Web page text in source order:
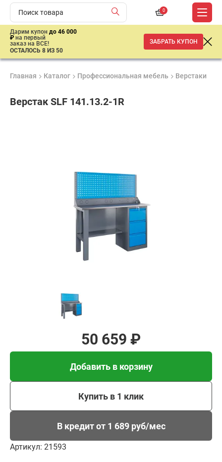
0
Дарим купон до 46 000
₽ на первый
заказ на ВСЕ!
ОСТАЛОСЬ 8 ИЗ 50
ЗАБРАТЬ КУПОН
Главная Каталог Профессиональная мебель Верстаки
Верстак SLF 141.13.2-1R
50 659 ₽
Добавить в корзину
Купить в 1 клик
В кредит от 1 689 руб/мес
Артикул: 21593
Купить в 1 клик